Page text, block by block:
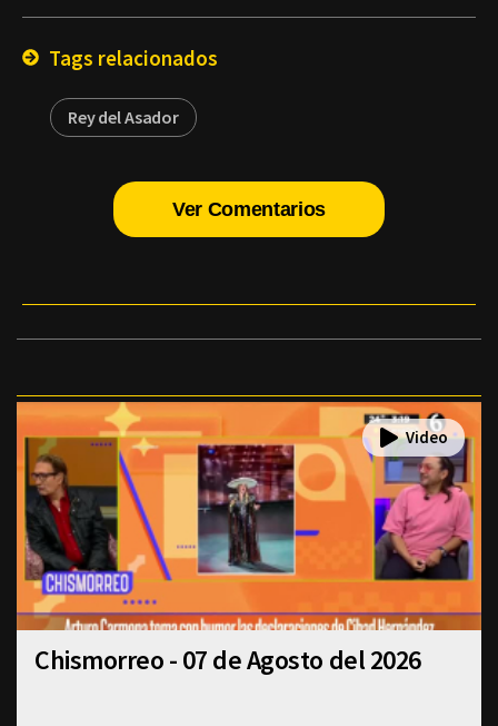
Tags relacionados
Rey del Asador
Ver Comentarios
Chismorreo - 07 de Agosto del 2026